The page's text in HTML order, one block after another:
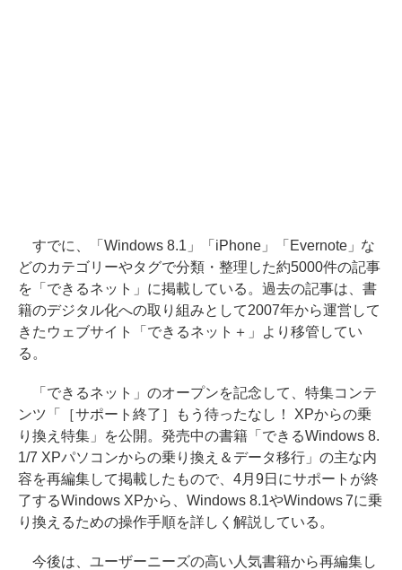
すでに、「Windows 8.1」「iPhone」「Evernote」な
どのカテゴリーやタグで分類・整理した約5000件の記事
を「できるネット」に掲載している。過去の記事は、書
籍のデジタル化への取り組みとして2007年から運営して
きたウェブサイト「できるネット＋」より移管してい
る。
「できるネット」のオープンを記念して、特集コンテ
ンツ「［サポート終了］もう待ったなし！ XPからの乗
り換え特集」を公開。発売中の書籍「できるWindows 8.
1/7 XPパソコンからの乗り換え＆データ移行」の主な内
容を再編集して掲載したもので、4月9日にサポートが終
了するWindows XPから、Windows 8.1やWindows 7に乗
り換えるための操作手順を詳しく解説している。
今後は、ユーザーニーズの高い人気書籍から再編集し